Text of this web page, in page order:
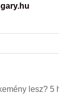
lesz? 5